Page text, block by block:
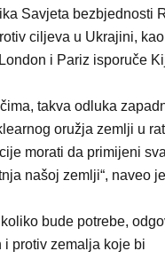
Savjeta bezbjednosti
ciljeva u Ukrajini,
i Pariz isporuče
takva odluka
oružja zemlji u
morati da primijeni
našoj zemlji“, naveo
bude potrebe,
i protiv zemalja koje bi